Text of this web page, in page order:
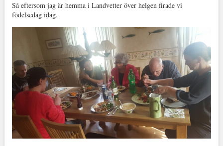
Så eftersom jag är hemma i Landvetter över helgen firade vi
födelsedag idag.